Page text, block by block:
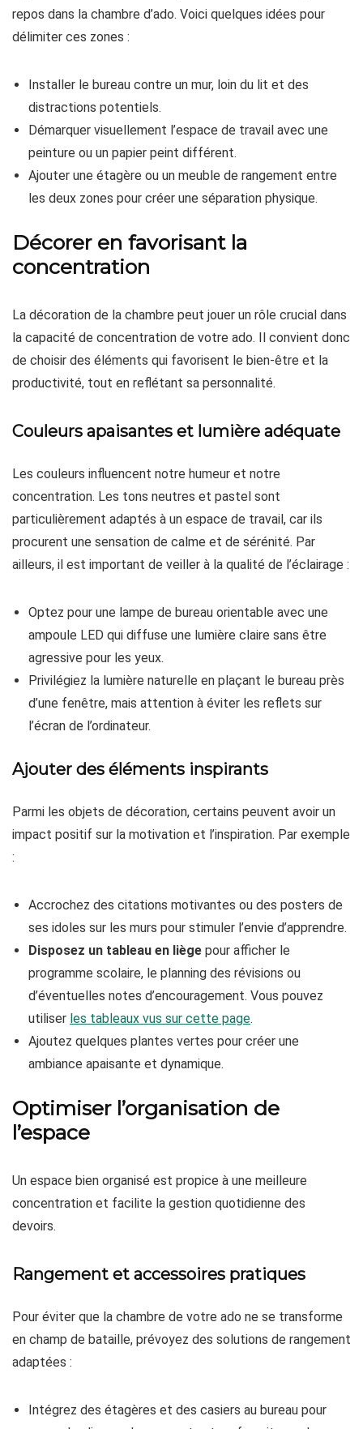
repos dans la chambre d’ado. Voici quelques idées pour
délimiter ces zones :
Installer le bureau contre un mur, loin du lit et des
distractions potentiels.
Démarquer visuellement l’espace de travail avec une
peinture ou un papier peint différent.
Ajouter une étagère ou un meuble de rangement entre
les deux zones pour créer une séparation physique.
Décorer en favorisant la
concentration
La décoration de la chambre peut jouer un rôle crucial dans
la capacité de concentration de votre ado. Il convient donc
de choisir des éléments qui favorisent le bien-être et la
productivité, tout en reflétant sa personnalité.
Couleurs apaisantes et lumière adéquate
Les couleurs influencent notre humeur et notre
concentration. Les tons neutres et pastel sont
particulièrement adaptés à un espace de travail, car ils
procurent une sensation de calme et de sérénité. Par
ailleurs, il est important de veiller à la qualité de l’éclairage :
Optez pour une lampe de bureau orientable avec une
ampoule LED qui diffuse une lumière claire sans être
agressive pour les yeux.
Privilégiez la lumière naturelle en plaçant le bureau près
d’une fenêtre, mais attention à éviter les reflets sur
l’écran de l’ordinateur.
Ajouter des éléments inspirants
Parmi les objets de décoration, certains peuvent avoir un
impact positif sur la motivation et l’inspiration. Par exemple
:
Accrochez des citations motivantes ou des posters de
ses idoles sur les murs pour stimuler l’envie d’apprendre.
Disposez un tableau en liège pour afficher le
programme scolaire, le planning des révisions ou
d’éventuelles notes d’encouragement. Vous pouvez
utiliser les tableaux vus sur cette page.
Ajoutez quelques plantes vertes pour créer une
ambiance apaisante et dynamique.
Optimiser l’organisation de
l’espace
Un espace bien organisé est propice à une meilleure
concentration et facilite la gestion quotidienne des
devoirs.
Rangement et accessoires pratiques
Pour éviter que la chambre de votre ado ne se transforme
en champ de bataille, prévoyez des solutions de rangement
adaptées :
Intégrez des étagères et des casiers au bureau pour